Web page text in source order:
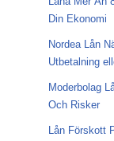
Din Ekonomi
Nordea Lån
Utbetalning
Moderbolag
Och Risker
Lån Förskott